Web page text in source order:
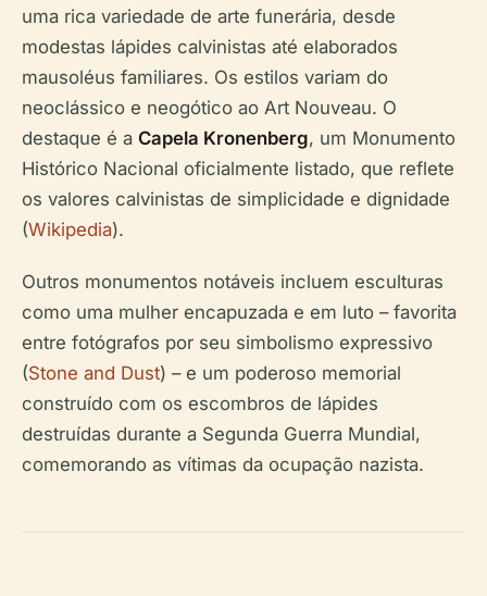
uma rica variedade de arte funerária, desde
modestas lápides calvinistas até elaborados
mausoléus familiares. Os estilos variam do
neoclássico e neogótico ao Art Nouveau. O
destaque é a Capela Kronenberg, um Monumento
Histórico Nacional oficialmente listado, que reflete
os valores calvinistas de simplicidade e dignidade
(Wikipedia).
Outros monumentos notáveis incluem esculturas
como uma mulher encapuzada e em luto – favorita
entre fotógrafos por seu simbolismo expressivo
(Stone and Dust) – e um poderoso memorial
construído com os escombros de lápides
destruídas durante a Segunda Guerra Mundial,
comemorando as vítimas da ocupação nazista.